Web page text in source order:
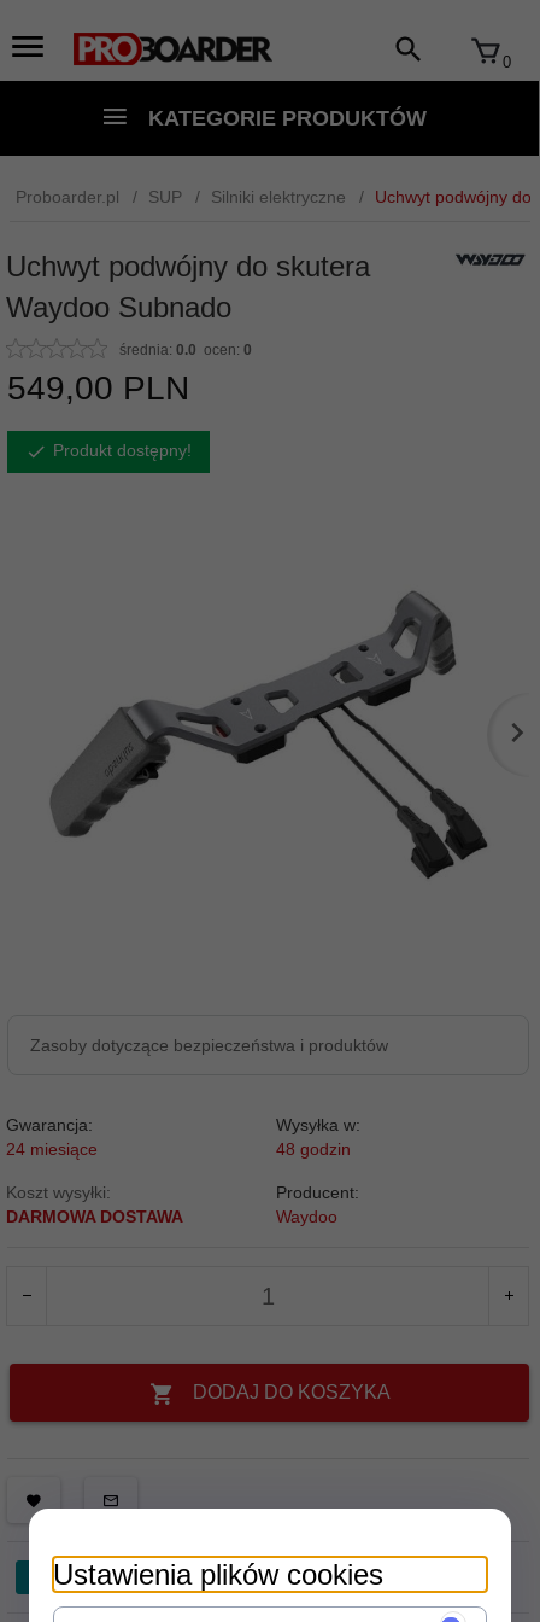
0
KATEGORIE PRODUKTÓW
Proboarder.pl SUP Silniki elektryczne Uchwyt podwójny do
Uchwyt podwójny do skutera
Waydoo Subnado
średnia: 0.0 ocen: 0
549,00 PLN
Produkt dostępny!
Zasoby dotyczące bezpieczeństwa i produktów
Gwarancja:
24 miesiące
Wysyłka w:
48 godzin
Koszt wysyłki:
DARMOWA DOSTAWA
Producent:
Waydoo
DODAJ DO KOSZYKA
Ustawienia plików cookies